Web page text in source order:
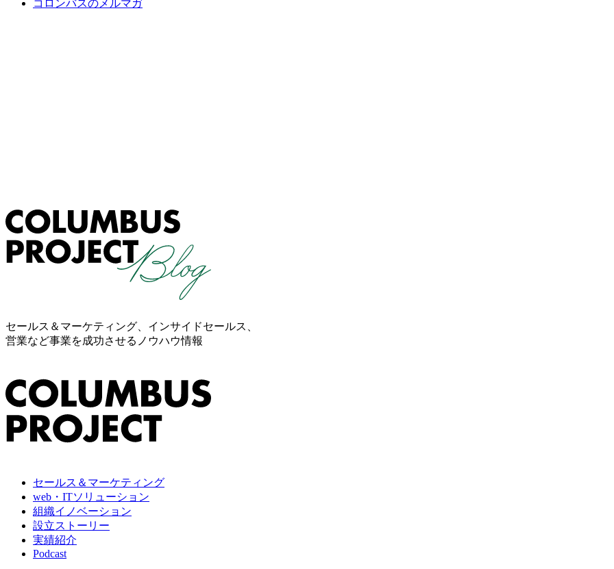
コロンバスのメルマガ
セールス＆マーケティング、インサイドセールス、
営業など事業を成功させるノウハウ情報
セールス＆マーケティング
web・ITソリューション
組織イノベーション
設立ストーリー
実績紹介
Podcast